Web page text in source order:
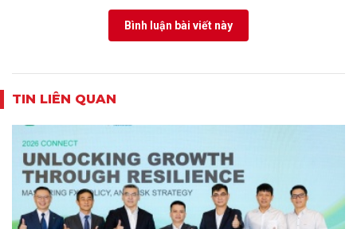
Bình luận bài viết này
TIN LIÊN QUAN